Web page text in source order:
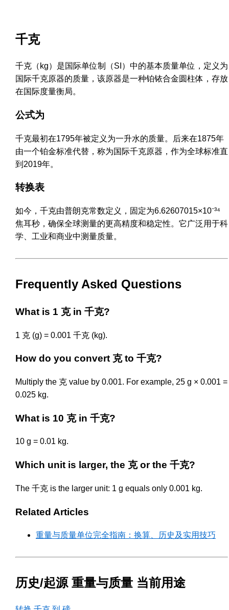
千克
千克（kg）是国际单位制（SI）中的基本质量单位，定义为
国际千克原器的质量，该原器是一种铂铱合金圆柱体，存放
在国际度量衡局。
公式为
千克最初在1795年被定义为一升水的质量。后来在1875年
由一个铂金标准代替，称为国际千克原器，作为全球标准直
到2019年。
转换表
如今，千克由普朗克常数定义，固定为6.62607015×10⁻³⁴
焦耳秒，确保全球测量的更高精度和稳定性。它广泛用于科
学、工业和商业中测量质量。
Frequently Asked Questions
What is 1 克 in 千克?
1 克 (g) = 0.001 千克 (kg).
How do you convert 克 to 千克?
Multiply the 克 value by 0.001. For example, 25 g × 0.001 =
0.025 kg.
What is 10 克 in 千克?
10 g = 0.01 kg.
Which unit is larger, the 克 or the 千克?
The 千克 is the larger unit: 1 g equals only 0.001 kg.
Related Articles
重量与质量单位完全指南：换算、历史及实用技巧
历史/起源 重量与质量 当前用途